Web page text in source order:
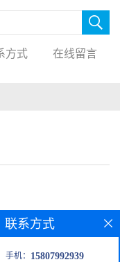
方式 在线留言
联系方式
手机： 15807992939